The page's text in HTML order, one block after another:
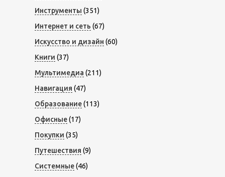
Инструменты (351)
Интернет и сеть (67)
Искусство и дизайн (60)
Книги (37)
Мультимедиа (211)
Навигация (47)
Образование(113)
Офисные(17)
Покупки (35)
Путешествия (9)
Системные(46)